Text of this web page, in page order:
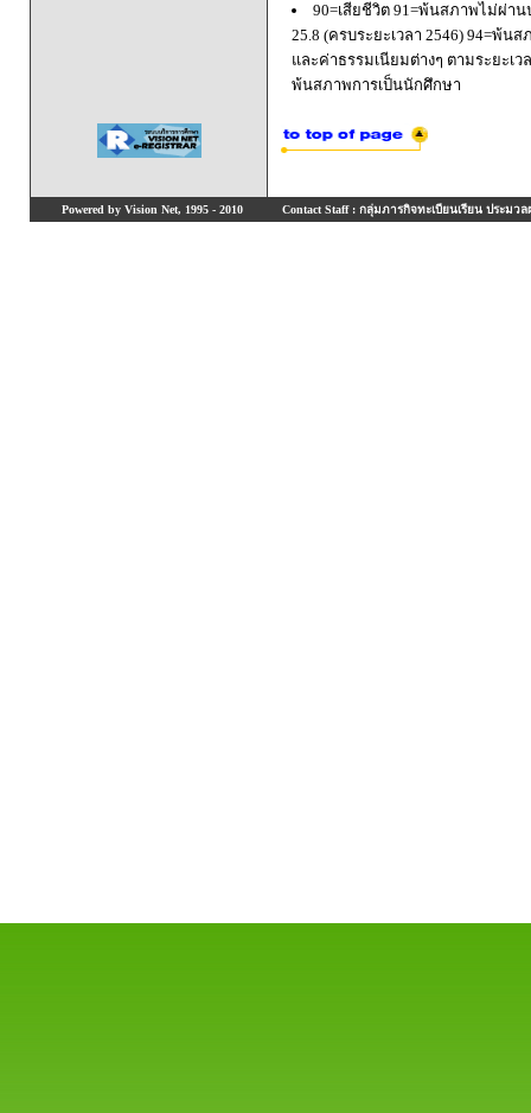
90=เสียชีวิต 91=พ้นสภาพไม่ผ่า
25.8 (ครบระยะเวลา 2546) 94=พ้
และค่าธรรมเนียมต่างๆ ตามระยะเ
พ้นสภาพการเป็นนักศึกษา
Powered by Vision Net, 1995 - 2010 Contact Staff : กลุ่มภารกิจทะเบียนเรียน ประมวล